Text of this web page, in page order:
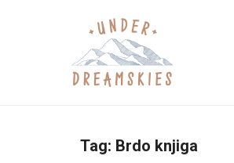
Tag: Brdo knjiga